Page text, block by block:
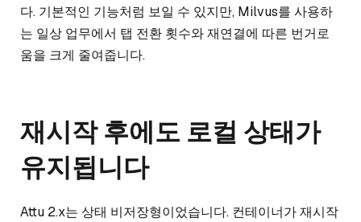
다. 기본적인 기능처럼 보일 수 있지만, Milvus를 사용하
는 일상 업무에서 탭 전환 횟수와 재연결에 따른 번거로
움을 크게 줄여줍니다.
재시작 후에도 로컬 상태가
유지됩니다
Attu 2.x는 상태 비저장형이었습니다. 컨테이너가 재시작